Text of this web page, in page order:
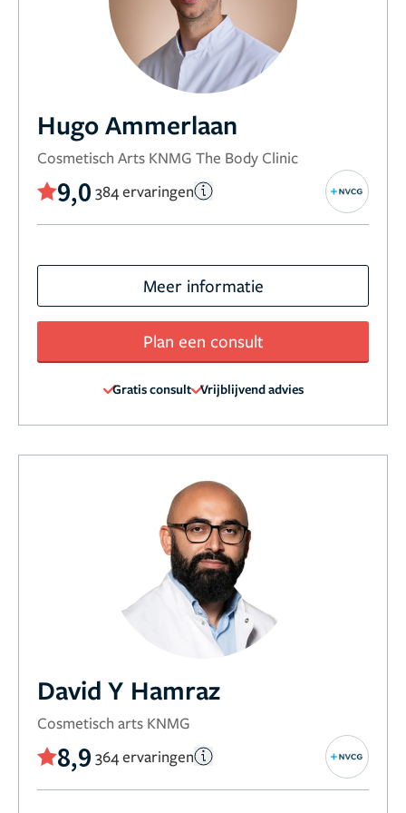
Hugo Ammerlaan
Cosmetisch Arts KNMG The Body Clinic
9,0 384 ervaringen
Meer informatie
Plan een consult
Gratis consult Vrijblijvend advies
David Y Hamraz
Cosmetisch arts KNMG
8,9 364 ervaringen